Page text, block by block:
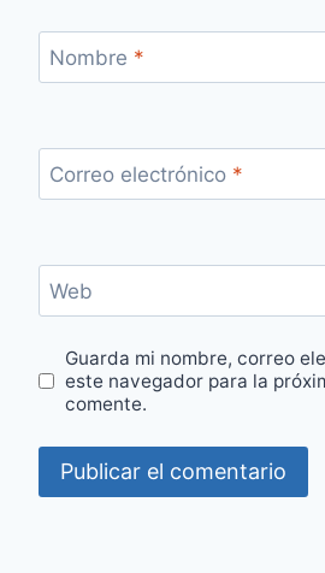
Nombre *
Correo electrónico *
Web
Guarda mi nombre, correo
este navegador para la
comente.